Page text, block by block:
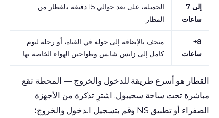
إلى 7
ساعات
الجميلة، على بعد حوالي 15 دقيقة بالقطار من
المطار.
8+
ساعات
متحف بالإضافة إلى جولة في القناة، أو رحلة ليوم
كامل إلى زانس شانس وطواحين الهواء الخاصة بها.
القطار هو أسرع طريقة للدخول والخروج — المحطة تقع
مباشرة تحت ساحة سخيبول. اشترِ تذكرة من الأجهزة
الصفراء أو تطبيق NS وقم بتسجيل الدخول والخروج؛